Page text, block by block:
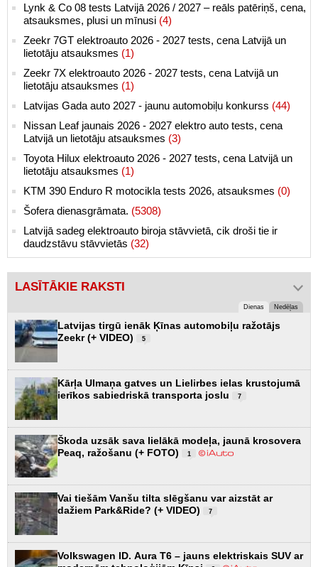
Lynk & Co 08 tests Latvijā 2026 / 2027 – reāls patēriņš, cena,
atsauksmes, plusi un mīnusi (4)
Zeekr 7GT elektroauto 2026 - 2027 tests, cena Latvijā un
lietotāju atsauksmes (1)
Zeekr 7X elektroauto 2026 - 2027 tests, cena Latvijā un
lietotāju atsauksmes (1)
Latvijas Gada auto 2027 - jaunu automobiļu konkurss (44)
Nissan Leaf jaunais 2026 - 2027 elektro auto tests, cena
Latvijā un lietotāju atsauksmes (3)
Toyota Hilux elektroauto 2026 - 2027 tests, cena Latvijā un
lietotāju atsauksmes (1)
KTM 390 Enduro R motocikla tests 2026, atsauksmes (0)
Šofera dienasgrāmata. (5308)
Latvijā sadeg elektroauto biroja stāvvietā, cik droši tie ir
daudzstāvu stāvvietās (32)
LASĪTĀKIE RAKSTI
Dienas Nedēļas
Latvijas tirgū ienāk Ķīnas automobiļu ražotājs
Zeekr (+ VIDEO)
5
Kārļa Ulmaņa gatves un Lielirbes ielas krustojumā
ierīkos sabiedriskā transporta joslu
7
Škoda uzsāk sava lielākā modeļa, jaunā krosovera
Peaq, ražošanu (+ FOTO)
1
Vai tiešām Vanšu tilta slēgšanu var aizstāt ar
dažiem Park&Ride? (+ VIDEO)
7
Volkswagen ID. Aura T6 – jauns elektriskais SUV ar